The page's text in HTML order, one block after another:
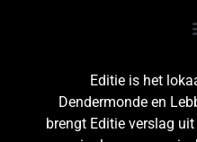
Editie is het
Dendermonde en
brengt Editie verslag